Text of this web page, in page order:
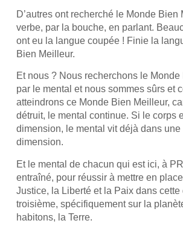
D’autres ont recherché le Monde Bien
verbe, par la bouche, en parlant.
ont eu la langue coupée ! Finie la
Bien Meilleur.
Et nous ? Nous recherchons le
par le mental et nous sommes sûrs et
atteindrons ce Monde Bien Meilleur,
détruit, le mental continue. Si le corps
dimension, le mental vit déjà dans une
dimension.
Et le mental de chacun qui est ici, à
entraîné, pour réussir à mettre en
Justice, la Liberté et la Paix dans cette
troisième, spécifiquement sur la
habitons, la Terre.